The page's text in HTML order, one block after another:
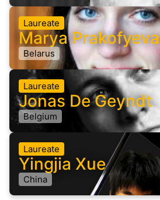
Laureate
Marya Prakofyeva
Belarus
Laureate
Jonas De Geyndt
Belgium
Laureate
Yingjia Xue
China